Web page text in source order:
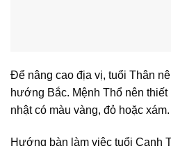
Để nâng cao địa vị, tuổi Thân
hướng Bắc. Mệnh Thổ nên
nhật có màu vàng, đỏ hoặc xám.
Hướng bàn làm việc tuổi Canh